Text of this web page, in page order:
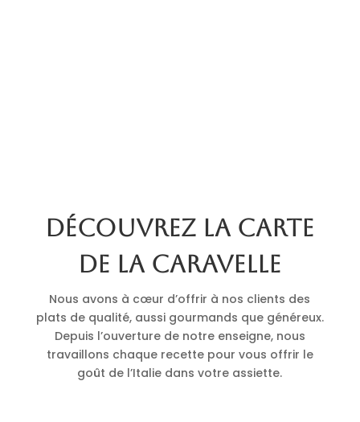
Découvrez la carte
de La Caravelle
Nous avons à cœur d’offrir à nos clients des
plats de qualité, aussi gourmands que généreux.
Depuis l’ouverture de notre enseigne, nous
travaillons chaque recette pour vous offrir le
goût de l’Italie dans votre assiette.